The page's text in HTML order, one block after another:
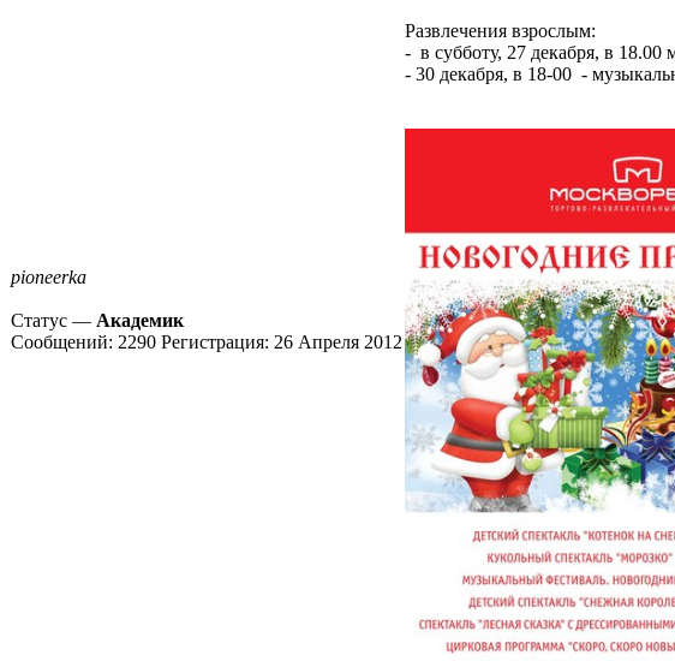
pioneerka
Статус — Академик
Сообщений: 2290 Регистрация: 26 Апреля 2012
Развлечения взрослым:
- в субботу, 27 декабря, в
- 30 декабря, в 18-00 -